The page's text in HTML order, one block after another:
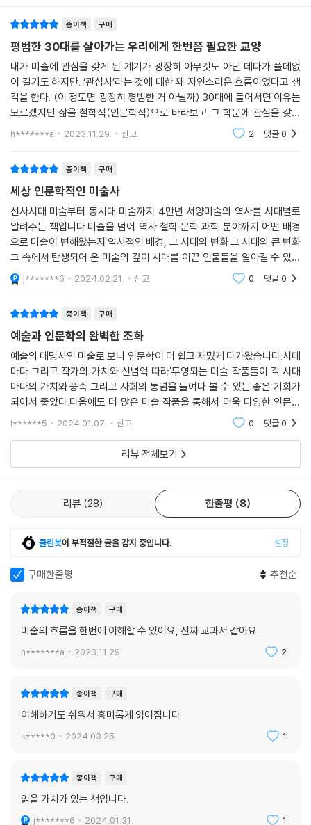
종이책 구매
평범한 30대를 살아가는 우리에게 한번쯤 필요한 교양
내가 미술에 관심을 갖게 된 계기가 굉장히 아무것도 아닌 데다가 쓸데없
이 길기도 하지만. ‘관심사’라는 것에 대한 꽤 자연스러운 흐름이었다고 생
각을 한다. (이 정도면 굉장히 평범한 거 아닐까) 30대에 들어서면 이유는
모르겠지만 삶을 철학적(인문학적)으로 바라보고 그 학문에 관심을 갖게
되는 것처럼. ＜세상 인문학적인 미술사＞가 나처럼 비슷한 관심사의 흐
h*******a 2023.11.29. 신고 2 댓글0
종이책 구매
세상 인문학적인 미술사
선사시대 미술부터 동시대 미술까지 4만년 서양미술의 역사를 시대별로
알려주는 책입니다.미술을 넘어 역사 철학 문학 과학 분야까지 어떤 배경
으로 미술이 변해왔는지 역사적인 배경, 그 시대의 변화 그 시대의 큰 변화
그 속에서 탄생되어 온 미술의 깊이 시대를 이끈 인물들을 알아갈 수 있습
니다.이 책을 읽으면서 얼마나 많은 역사적 어려움과 발전 등의 과정을 거
쳐왔는지 연관되
j*******6 2024.02.21. 신고 0 댓글0
종이책 구매
예술과 인문학의 완벽한 조화
예술의 대명사인 미술로 보니 인문학이 더 쉽고 재밌게 다가왔습니다.시대
마다 그리고 작가의 가치와 신념억 따라'투영되는 미술 작품들이 각 시대
마다의 가치와 풍속 그리고 사회의 통념을 들여다 볼 수 있는 좋은 기회가
되어서 좋았다.다음에도 더 많은 미술 작품을 통해서 더욱 다양한 인문학
적 소양과 지식을 채우고 싶은 마음이 드렀다.그리고 각 나라마다 지역마
l******5 2024.01.07. 신고 0 댓글0
리뷰 전체보기
리뷰 28 한줄평 8
클린봇이 부적절한 글을 감지 중입니다. 설정
구매한줄평 추천순
종이책 구매
미술의 흐름을 한번에 이해할 수 있어요, 진짜 교과서 같아요
h*******a 2023.11.29. 2
종이책 구매
이해하기도 쉬워서 흥미롭게 읽어집니다
s*****0 2024.03.25. 1
종이책 구매
읽을 가치가 있는 책입니다.
j*******6 2024.01.31. 1